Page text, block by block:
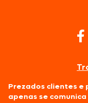
Prezados clientes e
apenas se